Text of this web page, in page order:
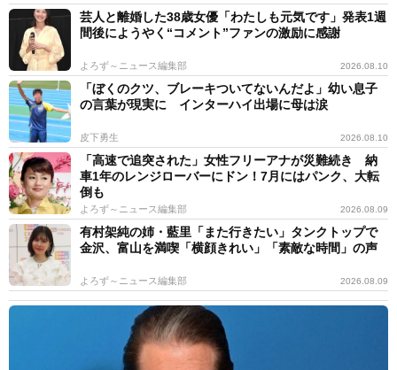
芸人と離婚した38歳女優「わたしも元気です」発表1週
間後にようやく“コメント”ファンの激励に感謝
よろず～ニュース編集部 2026.08.10
「ぼくのクツ、ブレーキついてないんだよ」幼い息子
の言葉が現実に インターハイ出場に母は涙
皮下勇生 2026.08.10
「高速で追突された」女性フリーアナが災難続き 納
車1年のレンジローバーにドン！7月にはパンク、大転
倒も
よろず～ニュース編集部 2026.08.09
有村架純の姉・藍里「また行きたい」タンクトップで
金沢、富山を満喫「横顔きれい」「素敵な時間」の声
よろず～ニュース編集部 2026.08.09